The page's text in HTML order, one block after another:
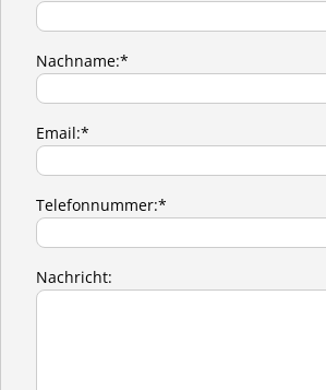
Nachname:*
Email:*
Telefonnummer:*
Nachricht: